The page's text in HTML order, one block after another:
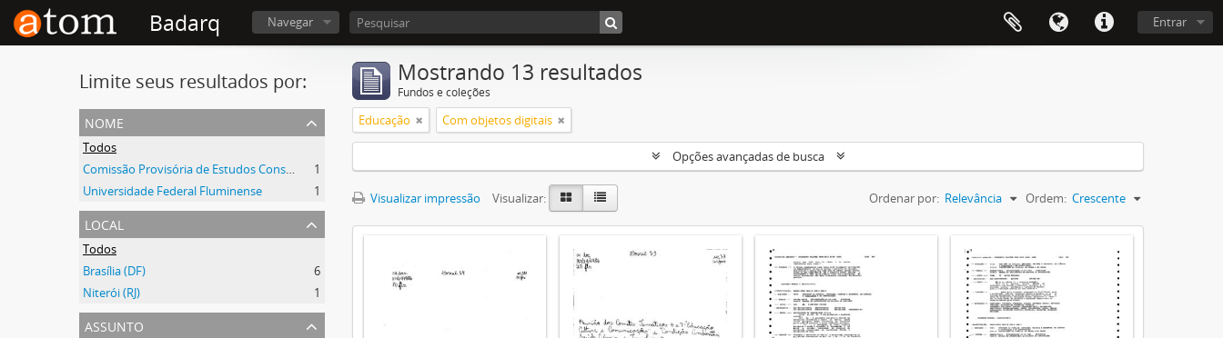
Badarq Navegar Entrar
Limite seus resultados por:
nome
Todos
Comissão Provisória de Estudos Constitucionais (CEC)
1
Universidade Federal Fluminense
1
local
Todos
Brasília (DF)
6
Niterói (RJ)
1
assunto
Mostrando 13 resultados
Fundos e coleções
Educação Com objetos digitais
Opções avançadas de busca
Visualizar impressão Visualizar: Ordenar por: Relevância Ordem: Crescente